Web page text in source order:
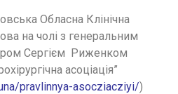
Обласна Клінічна
на чолі з генеральним
Сергієм Риженком
асоціація”
pravlinnya-asocziacziyi/)